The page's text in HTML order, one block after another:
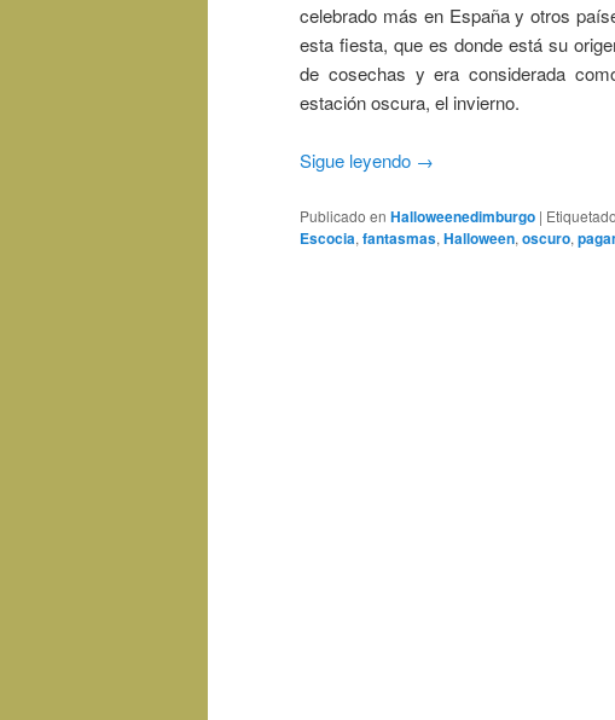
celebrado más en España y otros
esta fiesta, que es donde está su
de cosechas y era considerada
estación oscura, el invierno.
Sigue leyendo →
Publicado en Halloweenedimburgo | Etiquetado
Escocia, fantasmas, Halloween, oscuro,